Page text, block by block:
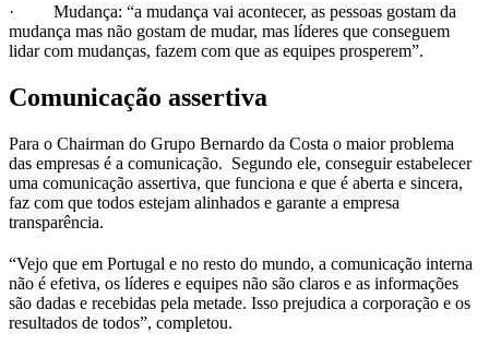
· Mudança: “a mudança vai acontecer, as pessoas gostam da
mudança mas não gostam de mudar, mas líderes que conseguem
lidar com mudanças, fazem com que as equipes prosperem”.
Comunicação assertiva
Para o Chairman do Grupo Bernardo da Costa o maior problema
das empresas é a comunicação. Segundo ele, conseguir estabelecer
uma comunicação assertiva, que funciona e que é aberta e sincera,
faz com que todos estejam alinhados e garante a empresa
transparência.
“Vejo que em Portugal e no resto do mundo, a comunicação interna
não é efetiva, os líderes e equipes não são claros e as informações
são dadas e recebidas pela metade. Isso prejudica a corporação e os
resultados de todos”, completou.